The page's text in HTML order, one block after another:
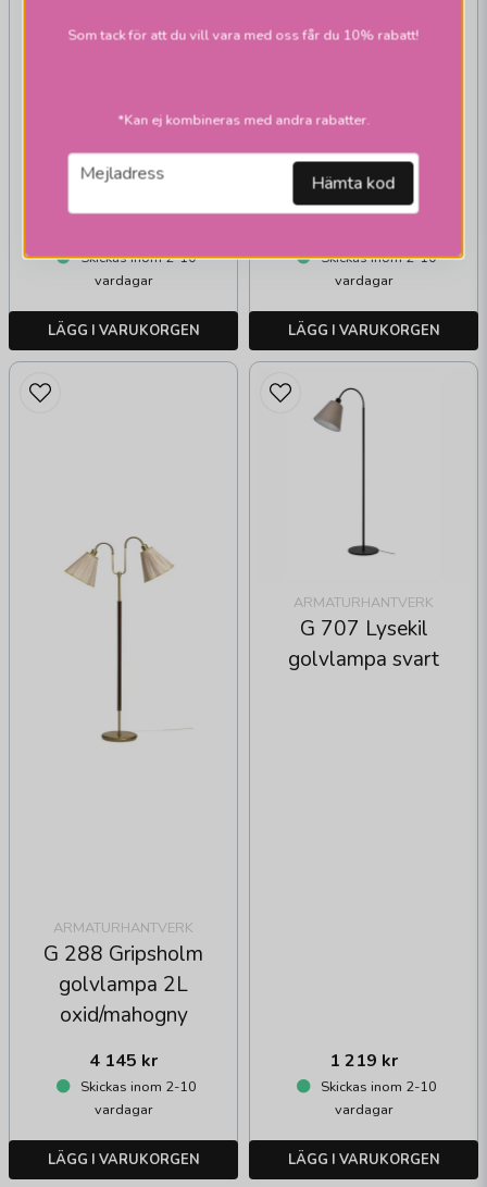
Skickas inom 2-10
vardagar
LÄGG I VARUKORGEN
ARMATURHANTVERK
G 707 Lysekil
golvlampa oxid
Skickas inom 2-10
vardagar
LÄGG I VARUKORGEN
ARMATURHANTVERK
G 288 Gripsholm
golvlampa 2L
oxid/mahogny
4 145 kr
Skickas inom 2-10
vardagar
LÄGG I VARUKORGEN
ARMATURHANTVERK
G 707 Lysekil
golvlampa svart
1 219 kr
Skickas inom 2-10
vardagar
LÄGG I VARUKORGEN
Som tack för att du vill vara med oss får du 10% rabatt!
*Kan ej kombineras med andra rabatter.
email
Mejladress Hämta kod